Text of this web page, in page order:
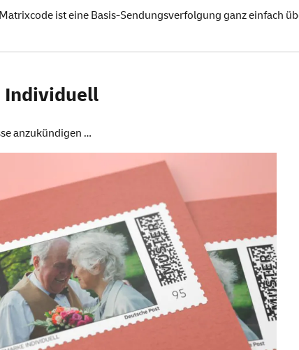
ist eine Basis-Sendungsverfolgung ganz einfach
Individuell
anzukündigen …